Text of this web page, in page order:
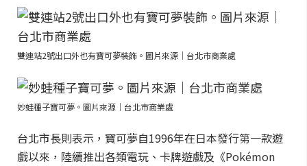
雙連站2號出口外也有寶可夢裝飾。圖片來源｜台北市商業處
妙蛙種子寶可夢。圖片來源｜台北市商業處
台北市長則表示，寶可夢自1996年在日本發行第一款遊
戲以來，陸續推出各類電玩、卡牌遊戲及《Pokémon